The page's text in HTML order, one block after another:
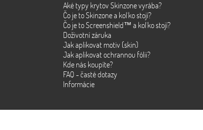
Aké typy krytov Skinzone vyrába?
Čo je to Skinzone a kol´ko stojí?
Čo je to Screenshield™ a kol´ko stojí?
Doživotní záruka
Jak aplikovat motiv (skin)
Jak aplikovat ochrannou fólii?
Kde nás koupíte?
FAQ - časté dotazy
Informácie